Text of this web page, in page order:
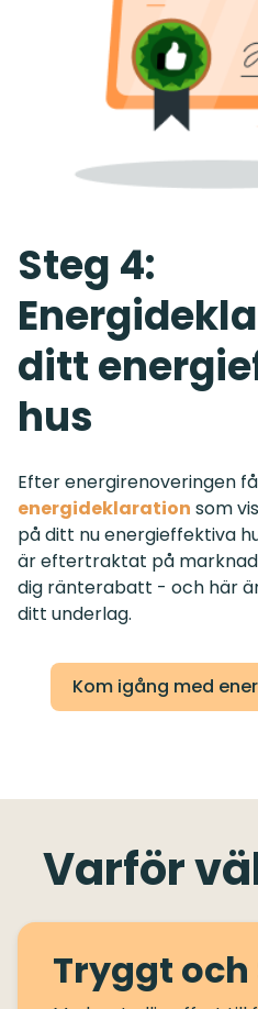
Steg 4:
ditt
hus
Efter energirenoveringen
energideklaration som
på ditt nu energieffektiva
är eftertraktat på
dig ränterabatt - och här
ditt underlag.
Kom igång med
Varför
Tryggt